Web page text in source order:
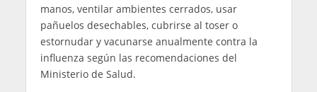
manos, ventilar ambientes cerrados, usar
pañuelos desechables, cubrirse al toser o
estornudar y vacunarse anualmente contra la
influenza según las recomendaciones del
Ministerio de Salud.